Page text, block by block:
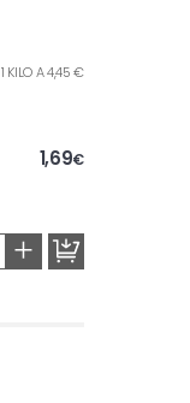
1 KILO A 4,45 €
1,69€
+